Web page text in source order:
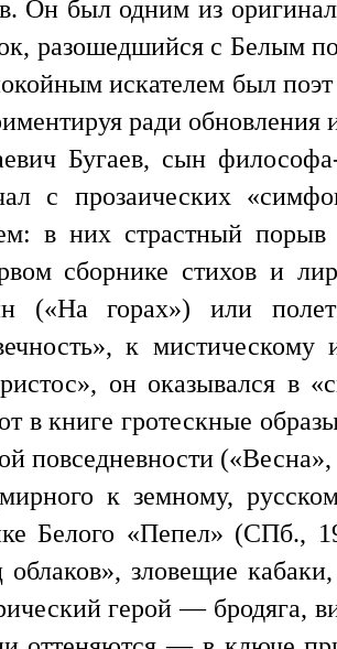
Он был одним из
разошедшийся с Белым
искателем был
ради обновления
Бугаев, сын
с прозаических
в них страстный
сборнике стихов и
(«На горах») или
к
он оказывался в
в книге гротескные
повседневности
к земному,
Белого «Пепел» (СПб.,
облаков», зловещие
герой — бродяга,